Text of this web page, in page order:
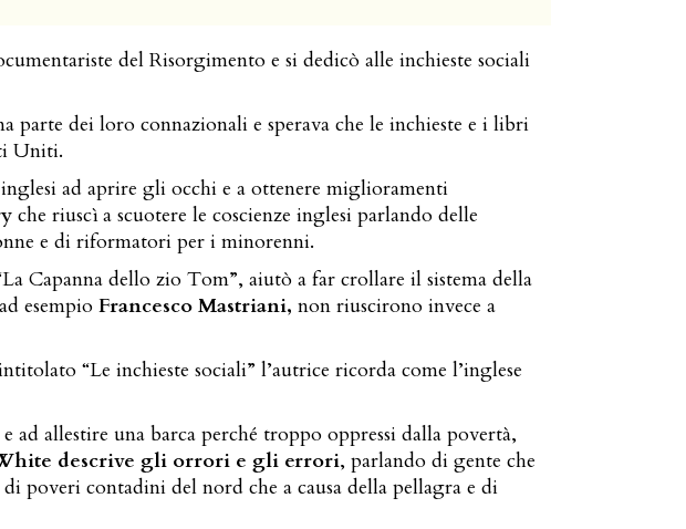
del Risorgimento e si dedicò alle inchieste sociali
dei loro connazionali e sperava che le inchieste e i libri
Uniti.
ad aprire gli occhi e a ottenere miglioramenti
che riuscì a scuotere le coscienze inglesi parlando delle
e di riformatori per i minorenni.
Capanna dello zio Tom”, aiutò a far crollare il sistema della
esempio Francesco Mastriani, non riuscirono invece a
“Le inchieste sociali” l’autrice ricorda come l’inglese
allestire una barca perché troppo oppressi dalla povertà,
descrive gli orrori e gli errori, parlando di gente che
poveri contadini del nord che a causa della pellagra e di